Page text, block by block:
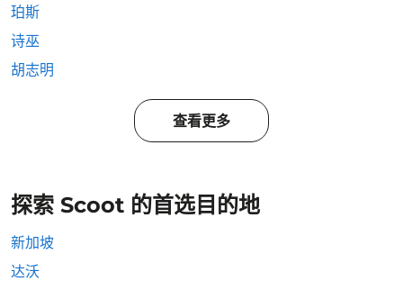
珀斯
诗巫
胡志明
查看更多
探索 Scoot 的首选目的地
新加坡
达沃